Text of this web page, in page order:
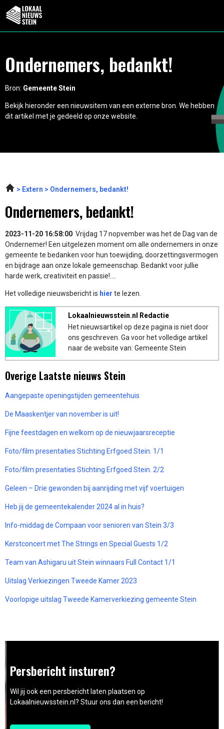
Ondernemers, bedankt!
Bron: Gemeente Stein
Bekijk hieronder een nieuwsitem van een externe bron. We hebben
dit artikel met je gedeeld op onze website.
Extern Ondernemers, bedankt!
Ondernemers, bedankt!
2023-11-20 16:58:00 Vrijdag 17 nopvember was het de Dag van de
Ondernemer! Een uitgelezen moment om alle ondernemers in onze
gemeente te bedanken voor hun toewijding, doorzettingsvermogen
en bijdrage aan onze lokale gemeenschap. Bedankt voor jullie
harde werk, creativiteit en passie!....
Het volledige nieuwsbericht is hier te lezen.
Lokaalnieuwsstein.nl Redactie
Het nieuwsartikel op deze pagina is niet door
ons geschreven. Ga voor het volledige artikel
naar de website van: Gemeente Stein
Overige Laatste nieuws Stein
Aangepaste openingstijden gemeentehuis
De Maaskentjer van november is uit!
Fijne feestdagen en welkom op de nieuwjaarsreceptie
Foto/film presentaties Stichting Erfgoed Stein. 1/1
Foto/film presentaties Stichting Erfgoed Stein. 2/2
Geleen – Drie gewonden bij aanrijding met vijf voertuigen
Heb jij de gemeentekalender 2024 al in huis?
Info-middag de Compaan voor senioren van Stein 3/3
Kerstconcert met The Strings en Special Guests 1/2
Team van Ashigaru uit Stein winnaars Full Contact 1/1
Uitslag Verkiezingen Tweede Kamer 2023
Voorlopige uitslag Tweede Kamerverkiezing gemeente Stein
Persbericht insturen?
Wil jij ook een persbericht laten plaatsen op
Lokaalnieuwsstein.nl? Stuur ons dan een bericht!